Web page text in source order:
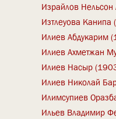
Израйлов
Изтлеуова Канипа
Илиев Абдукарим
Илиев Ахметжан
Илиев Насыр
Илиев Николай
Илимсупиев
Ильев Владимир